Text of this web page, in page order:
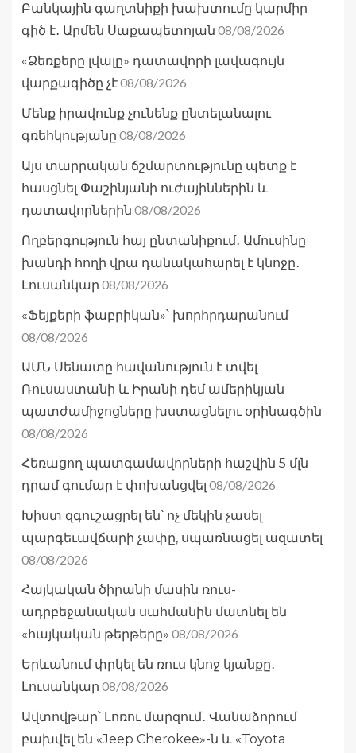
Բանկային գաղտնիքի խախտումը կարմիր
գիծ է․ Արմեն Սաքապետոյան 08/08/2026
«Ձեռքերը լվալը» դատավորի լավագույն
վարքագիծը չէ08/08/2026
Մենք իրավունք չունենք ընտելանալու
գռեհկությանը 08/08/2026
Այս տարրական ճշմարտությունը պետք է
հասցնել Փաշինյանի ուժայիններին և
դատավորներին 08/08/2026
Ողբերգություն հայ ընտանիքում․ Ամուսինը
խանդի հողի վրա դանակահարել է կնոջը․
Լուսանկար 08/08/2026
«Ֆեյքերի ֆաբրիկան»՝ խորհրդարանում
08/08/2026
ԱՄՆ Սենատը հավանություն է տվել
Ռուսաստանի և Իրանի դեմ ամերիկյան
պատժամիջոցները խստացնելու օրինագծին
08/08/2026
Հեռացող պատգամավորների հաշվին 5 մլն
դրամ գումար է փոխանցվել 08/08/2026
Խիստ զգուշացրել են՝ ոչ մեկին չասել
պարգեւավճարի չափը, սպառնացել ազատել
08/08/2026
Հայկական ծիրանի մասին ռուս-
ադրբեջանական սահմանին մատնել են
«հայկական թերթերը» 08/08/2026
Երևանում փրկել են ռուս կնոջ կյանքը․
Լուսանկար 08/08/2026
Ավտովթար՝ Լոռու մարզում․ Վանաձորում
բախվել են «Jeep Cherokee»-ն և «Toyota